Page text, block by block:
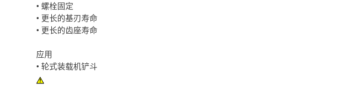
• 螺栓固定
• 更长的基刃寿命
• 更长的齿座寿命
应用
• 轮式装载机铲斗